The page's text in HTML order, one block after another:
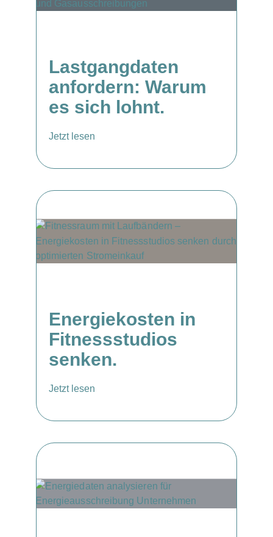
Lastgangdaten
anfordern: Warum
es sich lohnt.
Jetzt lesen
Energiekosten in
Fitnessstudios
senken.
Jetzt lesen